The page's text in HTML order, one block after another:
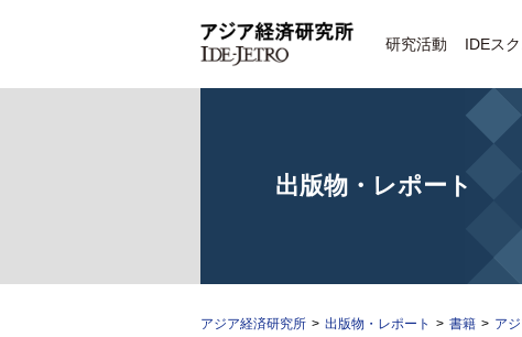
研究活動 IDEス
出版物・レポート
アジア経済研究所 > 出版物・レポート > 書籍 > ア